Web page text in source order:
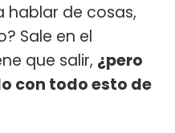
hablar de cosas,
Sale en el
que salir, ¿pero
con todo esto de